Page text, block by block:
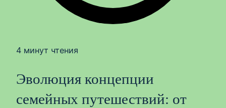
4 минут чтения
Эволюция концепции
семейных путешествий: от